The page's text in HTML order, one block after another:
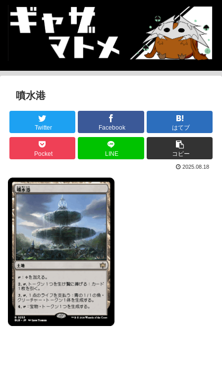
噴水港
Twitter Facebook はてブ
Pocket LINE コピー
2025.08.18